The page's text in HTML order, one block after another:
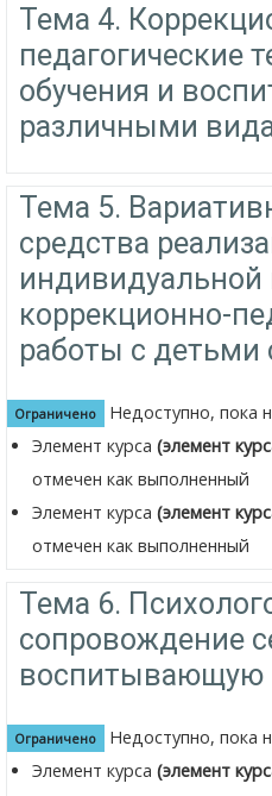
Тема 4.
педагогические
обучения и
различными
Тема 5.
средства
индивидуальной
коррекционно-
работы с детьми
Ограничено
Недоступно, пока
Элемент курса(элемент
отмечен как выполненный
Элемент курса(элемент
отмечен как выполненный
Тема 6.
сопровождение
воспитывающую
Ограничено
Недоступно, пока
Элемент курса(элемент